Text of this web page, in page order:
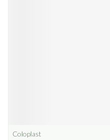
Coloplast